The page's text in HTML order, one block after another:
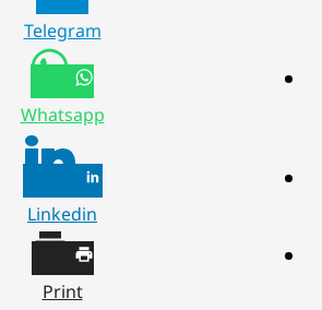
Telegram
Whatsapp
Linkedin
Print